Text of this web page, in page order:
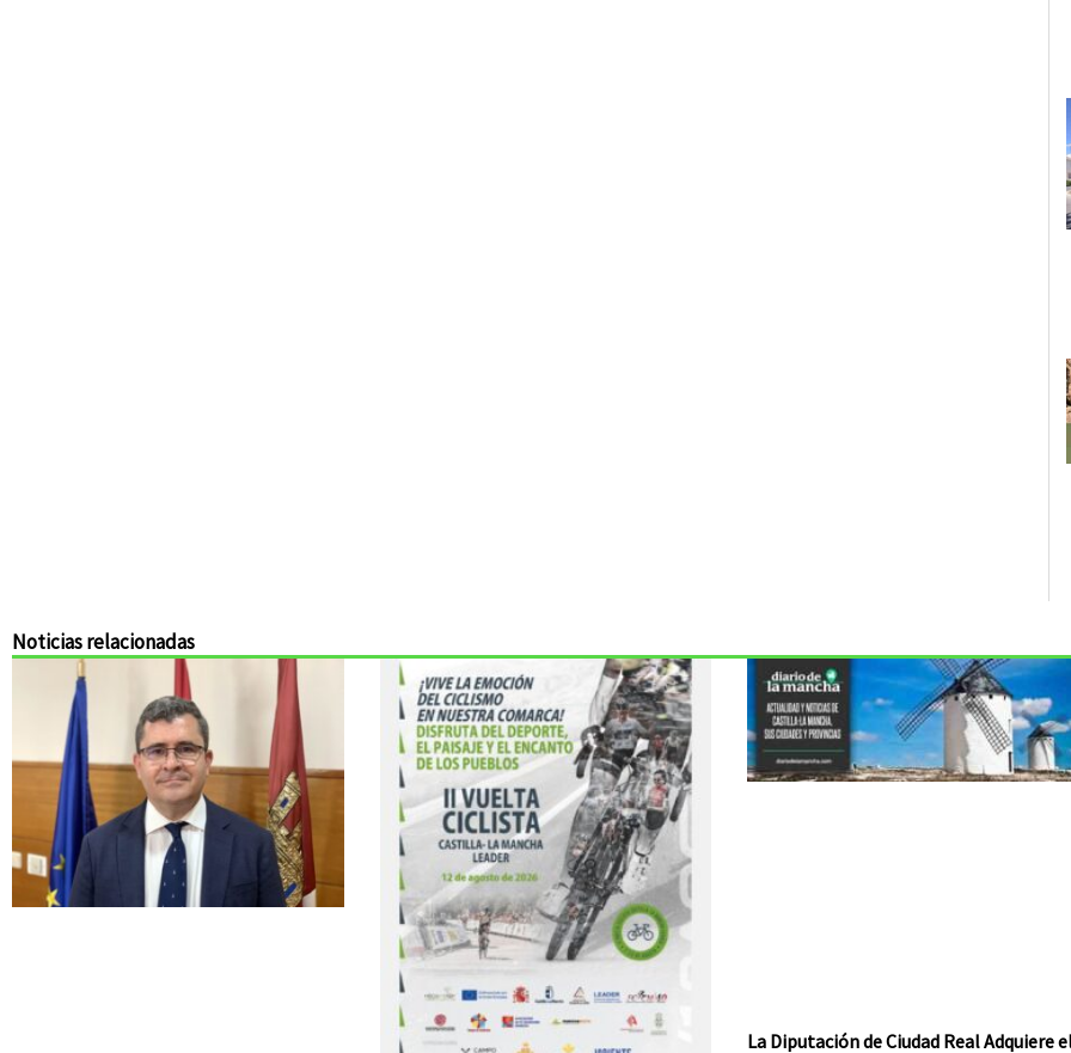
Noticias relacionadas
La Diputación de Ciudad Real Adquiere